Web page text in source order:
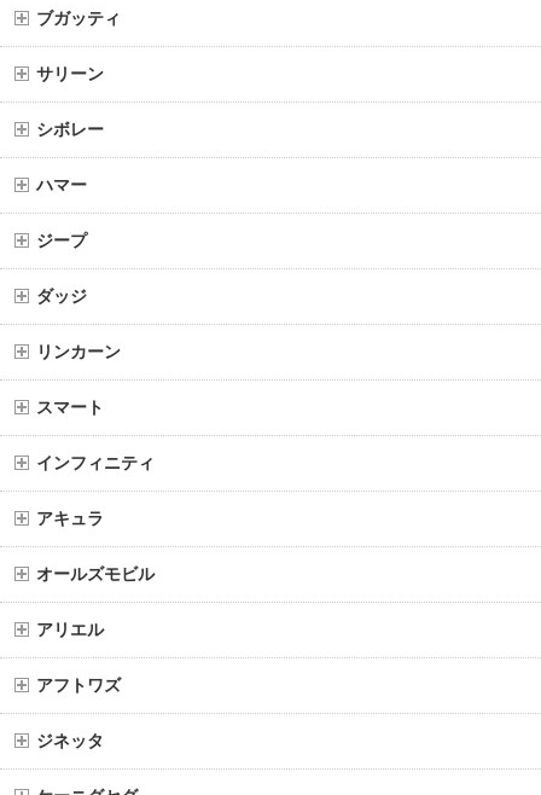
ブガッティ
サリーン
シボレー
ハマー
ジープ
ダッジ
リンカーン
スマート
インフィニティ
アキュラ
オールズモビル
アリエル
アフトワズ
ジネッタ